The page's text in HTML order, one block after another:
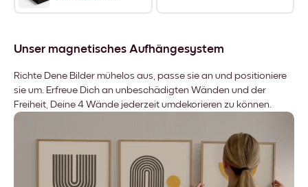
Unser magnetisches Aufhängesystem
Richte Dene Bilder mühelos aus, passe sie an und positioniere
sie um. Erfreue Dich an unbeschädigten Wänden und der
Freiheit, Deine 4 Wände jederzeit umdekorieren zu können.